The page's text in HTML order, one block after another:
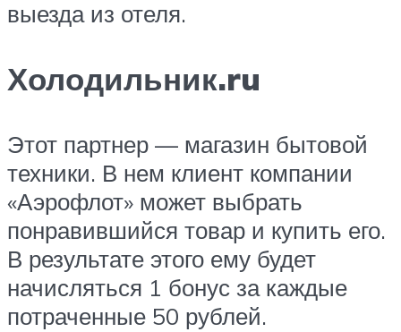
выезда из отеля.
Холодильник.ru
Этот партнер — магазин бытовой
техники. В нем клиент компании
«Аэрофлот» может выбрать
понравившийся товар и купить его.
В результате этого ему будет
начисляться 1 бонус за каждые
потраченные 50 рублей.